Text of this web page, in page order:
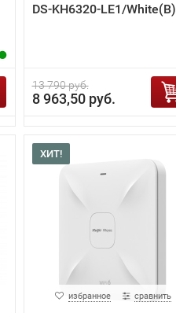
DS-KH6320-LE1/White(B)
13 790 руб.
8 963,50 руб.
ХИТ!
избранное сравнить